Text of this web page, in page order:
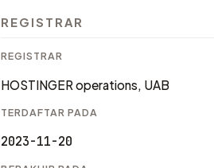
REGISTRAR
REGISTRAR
HOSTINGER operations, UAB
TERDAFTAR PADA
2023-11-20